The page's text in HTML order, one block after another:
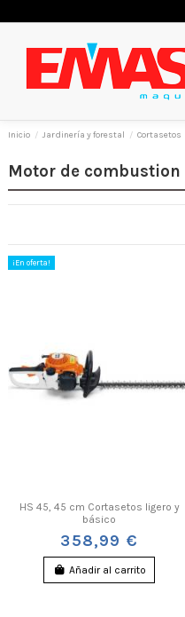
Inicio Jardinería y forestal Cortasetos
Motor de combustion
¡En oferta!
HS 45, 45 cm Cortasetos ligero y
básico
358,99 €
Añadir al carrito